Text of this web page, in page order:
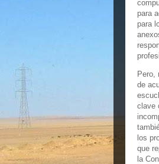
para
para
Pero,
de
clave
los
que
la